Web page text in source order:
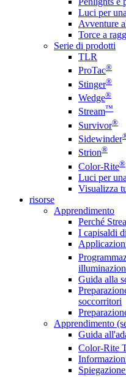
Luci per
Avventure
Torce a
Serie di prodotti
TLR
ProTac®
Stinger®
Wedge®
Stream™
Survivor®
Sidewinder
Strion®
Color-Rite®
Luci per
Visualizza
risorse
Apprendimento
Perché
I capisaldi
Guida alla
soccorritori
Apprendimento
Guida
Color-Rite